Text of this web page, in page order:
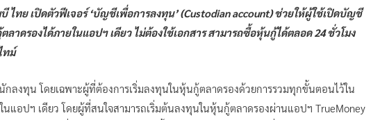
ไทย เปิดตัวฟีเจอร์ ‘บัญชีเพื่อการลงทุน’ (Custodian account) ช่วยให้ผู้ใช้เปิดบัญชี
ดรองได้ภายในแอปฯ เดียว ไม่ต้องใช้เอกสาร สามารถซื้อหุ้นกู้ได้ตลอด 24 ชั่วโมง
ทม์
กลงทุน โดยเฉพาะผู้ที่ต้องการเริ่มลงทุนในหุ้นกู้ตลาดรองด้วยการรวมทุกขั้นตอนไว้ใน
แอปฯ เดียว โดยผู้ที่สนใจสามารถเริ่มต้นลงทุนในหุ้นกู้ตลาดรองผ่านแอปฯ TrueMoney